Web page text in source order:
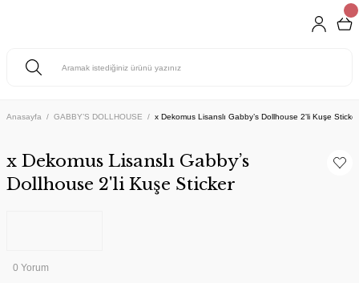
Anasayfa GABBY’S DOLLHOUSE x Dekomus Lisanslı Gabby’s Dollhouse 2'li Kuşe Sticker
x Dekomus Lisanslı Gabby’s
Dollhouse 2'li Kuşe Sticker
0 Yorum